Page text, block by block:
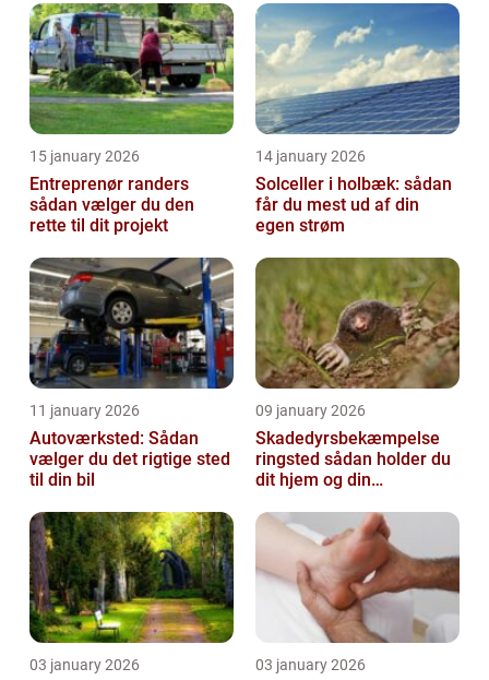
15 january 2026
Entreprenør randers
sådan vælger du den
rette til dit projekt
14 january 2026
Solceller i holbæk: sådan
får du mest ud af din
egen strøm
11 january 2026
Autoværksted: Sådan
vælger du det rigtige sted
til din bil
09 january 2026
Skadedyrsbekæmpelse
ringsted sådan holder du
dit hjem og din
gæster
03 january 2026 03 january 2026